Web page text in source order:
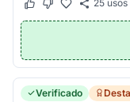
Este cupom
Este cupom não
25usos
Verificado